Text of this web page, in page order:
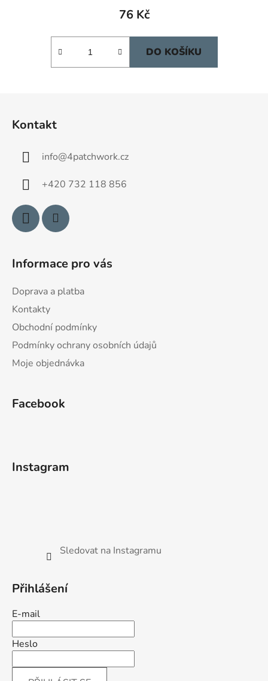
76 Kč
DO KOŠÍKU
Kontakt
info@4patchwork.cz
+420 732 118 856
Informace pro vás
Doprava a platba
Kontakty
Obchodní podmínky
Podmínky ochrany osobních údajů
Moje objednávka
Facebook
Instagram
Sledovat na Instagramu
Přihlášení
E-mail
Heslo